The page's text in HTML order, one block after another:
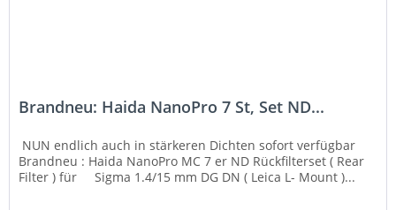
Brandneu: Haida NanoPro 7 St, Set ND...
NUN endlich auch in stärkeren Dichten sofort verfügbar
Brandneu : Haida NanoPro MC 7 er ND Rückfilterset ( Rear
Filter ) für Sigma 1.4/15 mm DG DN ( Leica L- Mount )...